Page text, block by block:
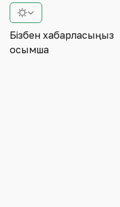
Бізбен хабарласыңыз
Қосымша